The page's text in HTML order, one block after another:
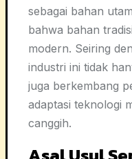
sebagai bahan
bahwa bahan
modern. Seiring
industri ini tidak
juga berkembang
adaptasi teknologi
canggih.